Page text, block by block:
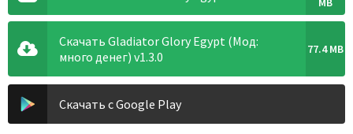
Скачать Gladiator Glory Egypt (Мод:
много денег) v1.3.0
77.4 MB
Скачать с Google Play